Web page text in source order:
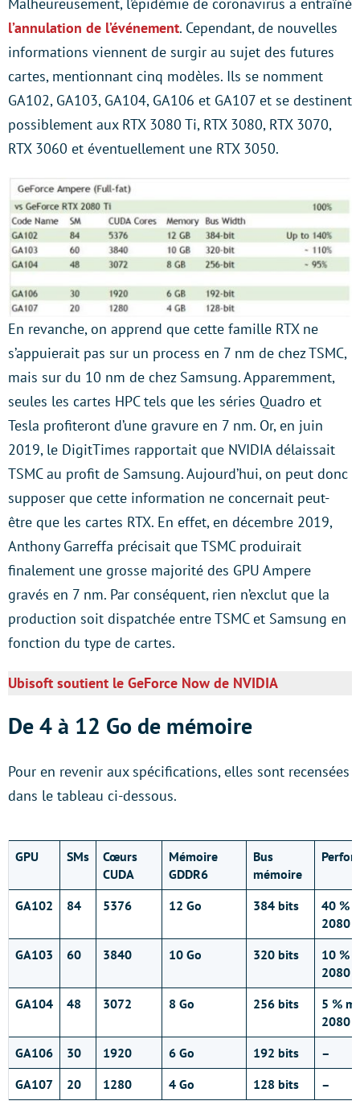
l’annulation de l’événement. Cependant, de nouvelles
informations viennent de surgir au sujet des futures
cartes, mentionnant cinq modèles. Ils se nomment
GA102, GA103, GA104, GA106 et GA107 et se destinent
possiblement aux RTX 3080 Ti, RTX 3080, RTX 3070,
RTX 3060 et éventuellement une RTX 3050.
En revanche, on apprend que cette famille RTX ne
s’appuierait pas sur un process en 7 nm de chez TSMC,
mais sur du 10 nm de chez Samsung. Apparemment,
seules les cartes HPC tels que les séries Quadro et
Tesla profiteront d’une gravure en 7 nm. Or, en juin
2019, le DigitTimes rapportait que NVIDIA délaissait
TSMC au profit de Samsung. Aujourd’hui, on peut donc
supposer que cette information ne concernait peut-
être que les cartes RTX. En effet, en décembre 2019,
Anthony Garreffa précisait que TSMC produirait
finalement une grosse majorité des GPU Ampere
gravés en 7 nm. Par conséquent, rien n’exclut que la
production soit dispatchée entre TSMC et Samsung en
fonction du type de cartes.
Ubisoft soutient le GeForce Now de NVIDIA
De 4 à 12 Go de mémoire
Pour en revenir aux spécifications, elles sont recensées
dans le tableau ci-dessous.
GPU SMs
Cœurs
CUDA
Mémoire
GDDR6
Bus
mémoire
GA102 84 5376 12 Go 384 bits
40 %
2080
GA103
60 3840 10 Go 320 bits
10 %
2080
GA104
48 3072 8 Go 256 bits
5 %
2080
GA106
30 1920 6 Go 192 bits
–
GA107
20 1280 4 Go 128 bits –